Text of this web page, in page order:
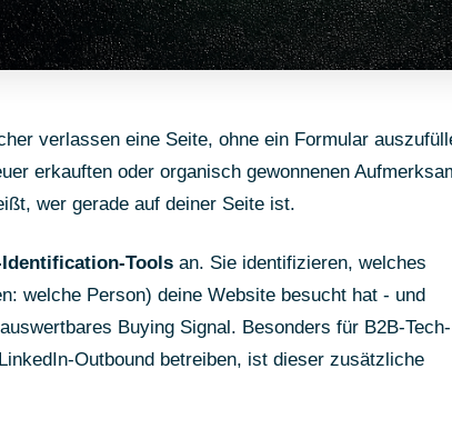
verlassen eine Seite, ohne ein Formular
erkauften oder organisch gewonnenen
wer gerade auf deiner Seite ist.
Tools an. Sie identifizieren, welches
welche Person) deine Website besucht hat - und
Buying Signal. Besonders für B2B-Tech-
Outbound betreiben, ist dieser zusätzliche